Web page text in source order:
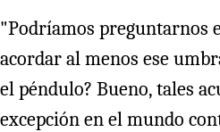
"Podríamos preguntarnos
acordar al menos ese
el péndulo? Bueno, tales
excepción en el mundo